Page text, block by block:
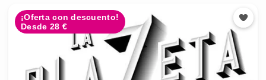
¡Oferta con descuento!
Desde 28 €